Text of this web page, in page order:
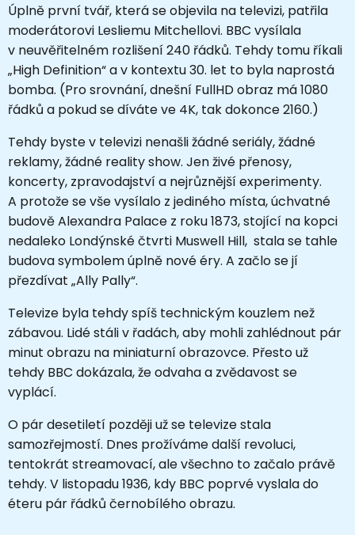
Úplně první tvář, která se objevila na televizi, patřila
moderátorovi Lesliemu Mitchellovi. BBC vysílala
v neuvěřitelném rozlišení 240 řádků. Tehdy tomu říkali
„High Definition“ a v kontextu 30. let to byla naprostá
bomba. (Pro srovnání, dnešní FullHD obraz má 1080
řádků a pokud se díváte ve 4K, tak dokonce 2160.)
Tehdy byste v televizi nenašli žádné seriály, žádné
reklamy, žádné reality show. Jen živé přenosy,
koncerty, zpravodajství a nejrůznější experimenty.
A protože se vše vysílalo z jediného místa, úchvatné
budově Alexandra Palace z roku 1873, stojící na kopci
nedaleko Londýnské čtvrti Muswell Hill, stala se tahle
budova symbolem úplně nové éry. A začlo se jí
přezdívat „Ally Pally“.
Televize byla tehdy spíš technickým kouzlem než
zábavou. Lidé stáli v řadách, aby mohli zahlédnout pár
minut obrazu na miniaturní obrazovce. Přesto už
tehdy BBC dokázala, že odvaha a zvědavost se
vyplácí.
O pár desetiletí později už se televize stala
samozřejmostí. Dnes prožíváme další revoluci,
tentokrát streamovací, ale všechno to začalo právě
tehdy. V listopadu 1936, kdy BBC poprvé vyslala do
éteru pár řádků černobílého obrazu.